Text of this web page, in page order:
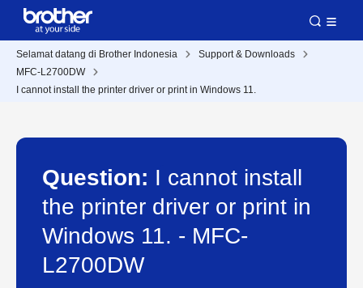
Selamat datang di Brother Indonesia
Support & Downloads
MFC-L2700DW
I cannot install the printer driver or print in Windows 11.
Question: I cannot install
the printer driver or print in
Windows 11. - MFC-
L2700DW